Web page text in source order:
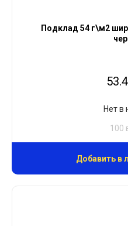
Подклад 54 г\м2
Нет в
100
Добавить в